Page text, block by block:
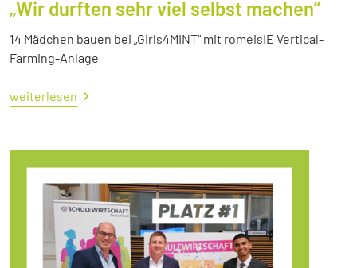
„Wir durften sehr viel selbst machen“
14 Mädchen bauen bei „Girls4MINT“ mit romeisIE Vertical-
Farming-Anlage
weiterlesen